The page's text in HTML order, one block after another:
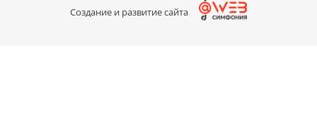
Создание и развитие сайта